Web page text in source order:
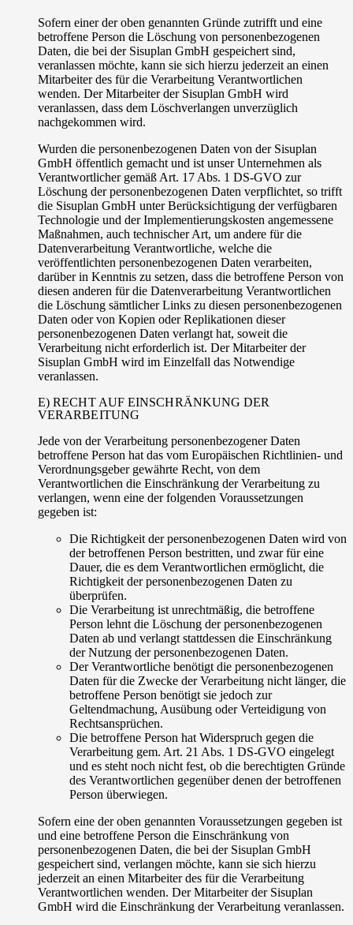
Sofern einer der oben genannten Gründe zutrifft und eine
betroffene Person die Löschung von personenbezogenen
Daten, die bei der Sisuplan GmbH gespeichert sind,
veranlassen möchte, kann sie sich hierzu jederzeit an einen
Mitarbeiter des für die Verarbeitung Verantwortlichen
wenden. Der Mitarbeiter der Sisuplan GmbH wird
veranlassen, dass dem Löschverlangen unverzüglich
nachgekommen wird.
Wurden die personenbezogenen Daten von der Sisuplan
GmbH öffentlich gemacht und ist unser Unternehmen als
Verantwortlicher gemäß Art. 17 Abs. 1 DS-GVO zur
Löschung der personenbezogenen Daten verpflichtet, so trifft
die Sisuplan GmbH unter Berücksichtigung der verfügbaren
Technologie und der Implementierungskosten angemessene
Maßnahmen, auch technischer Art, um andere für die
Datenverarbeitung Verantwortliche, welche die
veröffentlichten personenbezogenen Daten verarbeiten,
darüber in Kenntnis zu setzen, dass die betroffene Person von
diesen anderen für die Datenverarbeitung Verantwortlichen
die Löschung sämtlicher Links zu diesen personenbezogenen
Daten oder von Kopien oder Replikationen dieser
personenbezogenen Daten verlangt hat, soweit die
Verarbeitung nicht erforderlich ist. Der Mitarbeiter der
Sisuplan GmbH wird im Einzelfall das Notwendige
veranlassen.
E) RECHT AUF EINSCHRÄNKUNG DER
VERARBEITUNG
Jede von der Verarbeitung personenbezogener Daten
betroffene Person hat das vom Europäischen Richtlinien- und
Verordnungsgeber gewährte Recht, von dem
Verantwortlichen die Einschränkung der Verarbeitung zu
verlangen, wenn eine der folgenden Voraussetzungen
gegeben ist:
Die Richtigkeit der personenbezogenen Daten wird von
der betroffenen Person bestritten, und zwar für eine
Dauer, die es dem Verantwortlichen ermöglicht, die
Richtigkeit der personenbezogenen Daten zu
überprüfen.
Die Verarbeitung ist unrechtmäßig, die betroffene
Person lehnt die Löschung der personenbezogenen
Daten ab und verlangt stattdessen die Einschränkung
der Nutzung der personenbezogenen Daten.
Der Verantwortliche benötigt die personenbezogenen
Daten für die Zwecke der Verarbeitung nicht länger, die
betroffene Person benötigt sie jedoch zur
Geltendmachung, Ausübung oder Verteidigung von
Rechtsansprüchen.
Die betroffene Person hat Widerspruch gegen die
Verarbeitung gem. Art. 21 Abs. 1 DS-GVO eingelegt
und es steht noch nicht fest, ob die berechtigten Gründe
des Verantwortlichen gegenüber denen der betroffenen
Person überwiegen.
Sofern eine der oben genannten Voraussetzungen gegeben ist
und eine betroffene Person die Einschränkung von
personenbezogenen Daten, die bei der Sisuplan GmbH
gespeichert sind, verlangen möchte, kann sie sich hierzu
jederzeit an einen Mitarbeiter des für die Verarbeitung
Verantwortlichen wenden. Der Mitarbeiter der Sisuplan
GmbH wird die Einschränkung der Verarbeitung veranlassen.